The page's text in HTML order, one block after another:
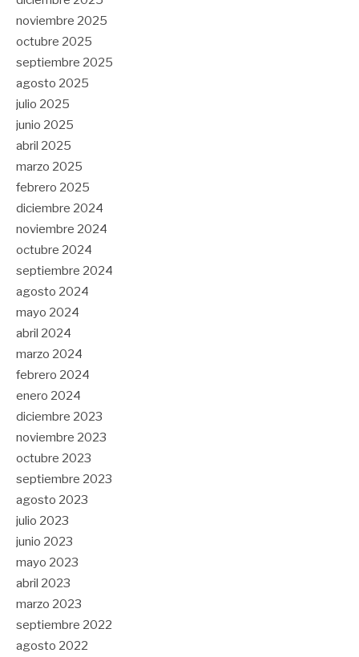
noviembre 2025
octubre 2025
septiembre 2025
agosto 2025
julio 2025
junio 2025
abril 2025
marzo 2025
febrero 2025
diciembre 2024
noviembre 2024
octubre 2024
septiembre 2024
agosto 2024
mayo 2024
abril 2024
marzo 2024
febrero 2024
enero 2024
diciembre 2023
noviembre 2023
octubre 2023
septiembre 2023
agosto 2023
julio 2023
junio 2023
mayo 2023
abril 2023
marzo 2023
septiembre 2022
agosto 2022